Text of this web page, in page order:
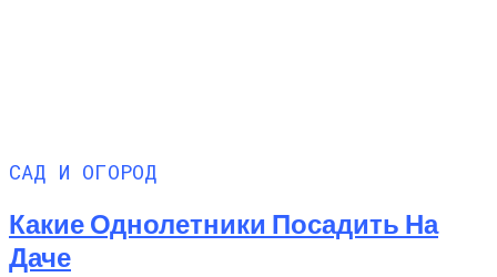
САД И ОГОРОД
Какие Однолетники Посадить На
Даче